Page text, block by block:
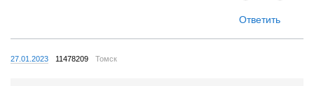
Ответить
27.01.2023 11478209 Томск